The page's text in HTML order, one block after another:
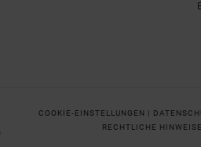
COOKIE-EINSTELLUNGEN |
RECHTLICHE